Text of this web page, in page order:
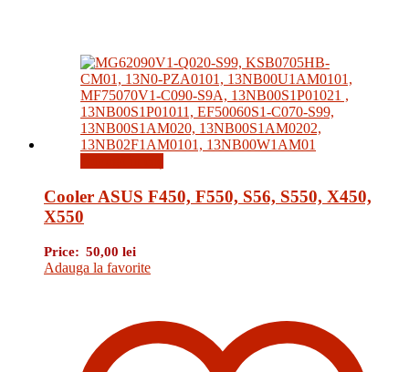
Cooler ASUS F450, F550, S56, S550, X450,
X550
Price: 50,00 lei
Adauga la favorite